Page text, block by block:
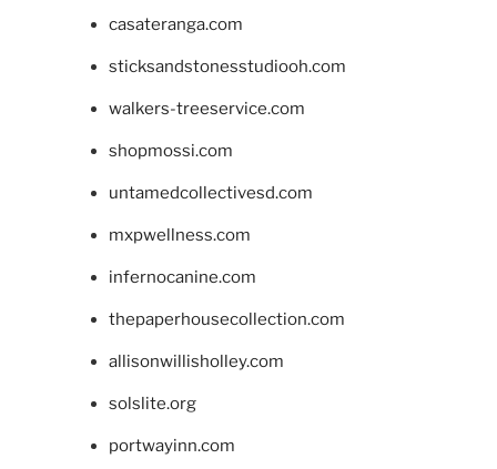
casateranga.com
sticksandstonesstudiooh.com
walkers-treeservice.com
shopmossi.com
untamedcollectivesd.com
mxpwellness.com
infernocanine.com
thepaperhousecollection.com
allisonwillisholley.com
solslite.org
portwayinn.com